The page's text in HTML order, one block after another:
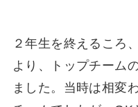
２年生を終えるころ
より、トップチーム
ました。当時は相変